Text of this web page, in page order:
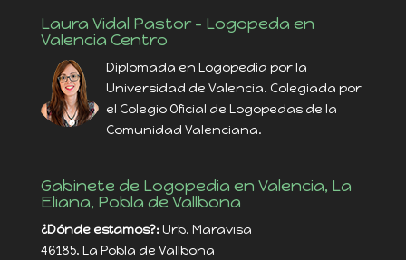
Laura Vidal Pastor – Logopeda en
Valencia Centro
Diplomada en Logopedia por la
Universidad de Valencia. Colegiada por
el Colegio Oficial de Logopedas de la
Comunidad Valenciana.
Gabinete de Logopedia en Valencia, La
Eliana, Pobla de Vallbona
¿Dónde estamos?:Urb. Maravisa
46185, La Pobla de Vallbona